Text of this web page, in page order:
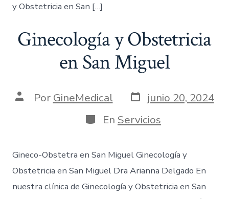
y Obstetricia en San […]
Ginecología y Obstetricia
en San Miguel
Por GineMedical
junio 20, 2024
En Servicios
Gineco-Obstetra en San Miguel Ginecología y
Obstetricia en San Miguel Dra Arianna Delgado En
nuestra clínica de Ginecología y Obstetricia en San